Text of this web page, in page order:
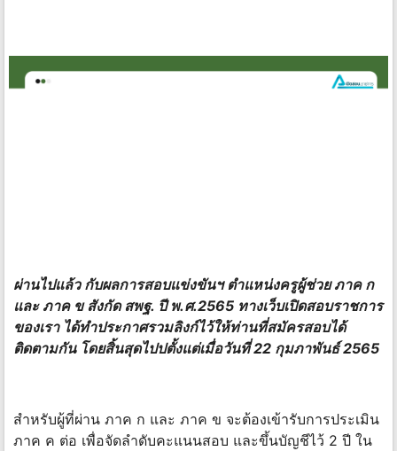
ผ่านไปแล้ว กับผลการสอบแข่งขันฯ ตำแหน่งครูผู้ช่วย ภาค ก
และ ภาค ข สังกัด สพฐ. ปี พ.ศ.2565 ทางเว็บเปิดสอบราชการ
ของเรา ได้ทำประกาศรวมลิงก์ไว้ให้ท่านที่สมัครสอบได้
ติดตามกัน โดยสิ้นสุดไปปตั้งแต่เมื่อวันที่ 22 กุมภาพันธ์ 2565
สำหรับผู้ที่ผ่าน ภาค ก และ ภาค ข จะต้องเข้ารับการประเมิน
ภาค ค ต่อ เพื่อจัดลำดับคะแนนสอบ และขึ้นบัญชีไว้ 2 ปี ใน